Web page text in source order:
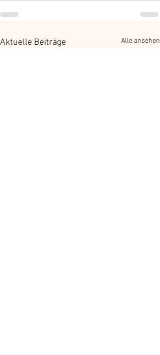
Aktuelle Beiträge Alle ansehen